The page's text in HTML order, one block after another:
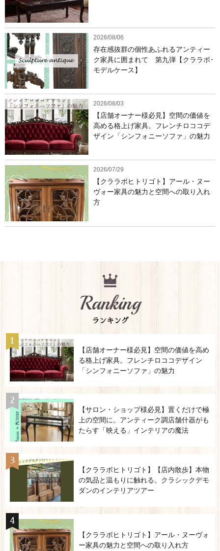
2026/08/06
存在感抜群の個性あふれるアンティー
ク家具に囲まれて 第九弾【クララボ･
モデルケース】
2026/08/03
【店舗オーナー様必見】空間の価値を
高める格上げ家具。フレンチロココデ
ザイン「シンフォニーソファ」の魅力
2026/07/29
【クララボヒトリゴト】アール・ヌー
ヴォー家具の魅力と空間への取り入れ
方
Ranking
ランキング
【店舗オーナー様必見】空間の価値を高め
る格上げ家具。フレンチロココデザイン
「シンフォニーソファ」の魅力
【サロン・ショップ様必見】置くだけで極
上の空間に。アンティーク調店舗什器がも
たらす「映える」インテリアの魔法
【クララボヒトリゴト】【店内散歩】本物
の気品と温もりに触れる。クラシックデモ
ダンのインテリアツアー
【クララボヒトリゴト】アール・ヌーヴォ
ー家具の魅力と空間への取り入れ方